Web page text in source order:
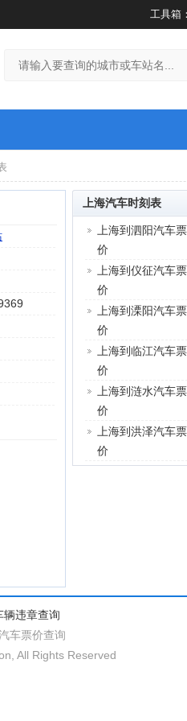
工具箱
上海汽车时刻表
上海到泗阳汽车票
价
上海到仪征汽车票
价
上海到溧阳汽车票
价
上海到临江汽车票
价
上海到涟水汽车票
价
上海到洪泽汽车票
价
辆违章查询
车票价查询
All Rights Reserved